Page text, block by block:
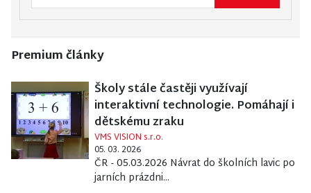
Premium články
Školy stále častěji využívají
interaktivní technologie. Pomáhají i
dětskému zraku
VMS VISION s.r.o.
05. 03. 2026
ČR - 05.03.2026 Návrat do školních lavic po
jarních prázdni...